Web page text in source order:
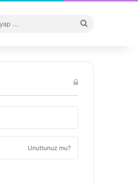
...
Unuttunuz mu?